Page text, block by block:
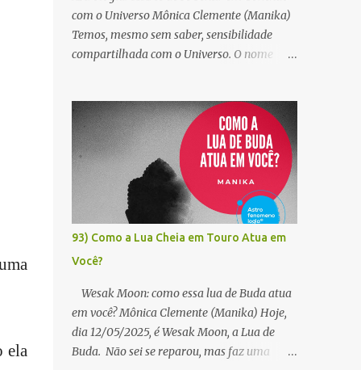
ela
com o Universo Mônica Clemente (Manika)
Temos, mesmo sem saber, sensibilidade
compartilhada com o Universo. O nome
para calcular o dia, a hora e o local de uma
morte, permitindo encontrar a pessoa em
sua próxima vida. É dessa forma que o
Tibete tem identificado o Dalai Lama por
séculos. Os Reis Magos, com outros
cálculos, encontraram Jesus. Para Jung, a
astrologia é a arte de ler o inconsciente
projetado nas estrelas. Na Mitologia, ela
nos guia em segurança para dentro e para
fora do labirinto do Minotauro, como fez
Ariadne. Para Osho, astrologia é
espiritualidade, pois somos um com o
Universo. Para os alquimistas, as estrelas
93) Como a Lua Cheia em Touro Atua em
Você?
Wesak Moon: como essa lua de Buda atua
em você? Mônica Clemente (Manika) Hoje,
dia 12/05/2025, é Wesak Moon, a Lua de
Buda. Não sei se reparou, mas faz uma